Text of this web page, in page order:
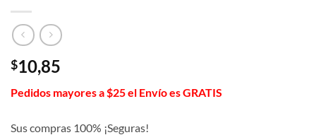
$10,85
Pedidos mayores a $25 el Envío es GRATIS
Sus compras 100% ¡Seguras!